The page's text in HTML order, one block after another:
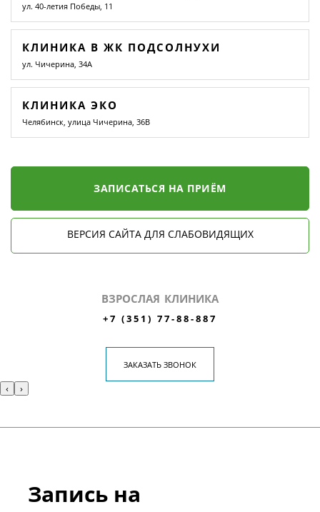
ул. 40-летия Победы, 11
КЛИНИКА В ЖК ПОДСОЛНУХИ
ул. Чичерина, 34А
КЛИНИКА ЭКО
Челябинск, улица Чичерина, 36В
ЗАПИСАТЬСЯ НА ПРИЁМ
ВЕРСИЯ САЙТА ДЛЯ СЛАБОВИДЯЩИХ
ВЗРОСЛАЯ КЛИНИКА
+7 (351) 77-88-887
ЗАКАЗАТЬ ЗВОНОК
‹ ›
Запись на